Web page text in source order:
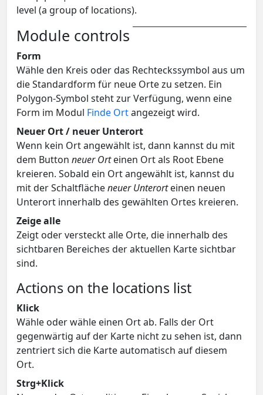
level (a group of locations).
Module controls
Form
Wähle den Kreis oder das Rechteckssymbol aus um
die Standardform für neue Orte zu setzen. Ein
Polygon-Symbol steht zur Verfügung, wenn eine
Form im Modul Finde Ortangezeigt wird.
Neuer Ort / neuer Unterort
Wenn kein Ort angewählt ist, dann kannst du mit
dem Button neuer Orteinen Ort als Root Ebene
kreieren. Sobald ein Ort angewählt ist, kannst du
mit der Schaltflächeneuer Unterorteinen neuen
Unterort innerhalb des gewählten Ortes kreieren.
Zeige alle
Zeigt oder versteckt alle Orte, die innerhalb des
sichtbaren Bereiches der aktuellen Karte sichtbar
sind.
Actions on the locations list
Klick
Wähle oder wähle einen Ort ab. Falls der Ort
gegenwärtig auf der Karte nicht zu sehen ist, dann
zentriert sich die Karte automatisch auf diesem
Ort.
Strg+Klick